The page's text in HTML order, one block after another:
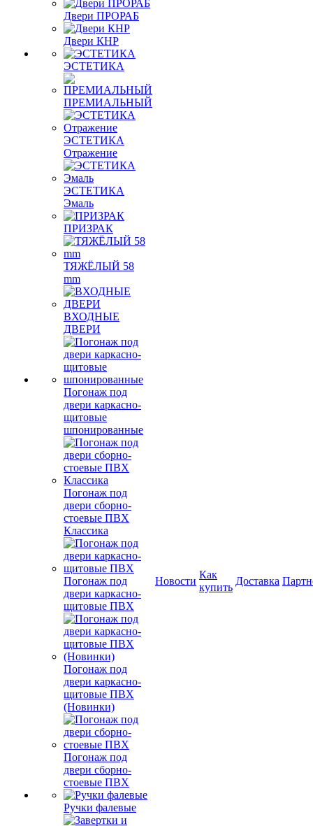
Двери ПРОРАБ
Двери КНР
ЭСТЕТИКА
ПРЕМИАЛЬНЫЙ
ЭСТЕТИКА
Отражение
ЭСТЕТИКА
Эмаль
ПРИЗРАК
ТЯЖЁЛЫЙ 58
mm
ВХОДНЫЕ
ДВЕРИ
Погонаж под
двери каркасно-
щитовые
шпонированные
Погонаж под
двери сборно-
стоевые ПВХ
Классика
Погонаж под
двери каркасно-
щитовые ПВХ
Погонаж под
двери каркасно-
щитовые ПВХ
(Новинки)
Погонаж под
двери сборно-
стоевые ПВХ
Ручки фалевые
Новости
Как
купить
Доставка